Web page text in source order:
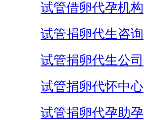
试管借卵代孕机构
试管捐卵代生咨询
试管捐卵代生公司
试管捐卵代怀中心
试管捐卵代孕助孕